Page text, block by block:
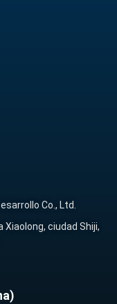
Co., Ltd.
Xiaolong, ciudad Shiji,